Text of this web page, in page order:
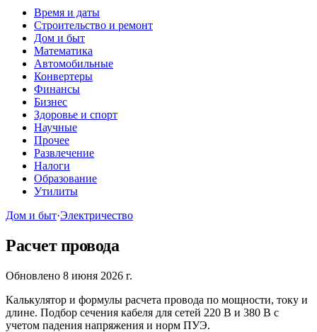
Время и даты
Строительство и ремонт
Дом и быт
Математика
Автомобильные
Конвертеры
Финансы
Бизнес
Здоровье и спорт
Научные
Прочее
Развлечение
Налоги
Образование
Утилиты
Дом и быт·Электричество
Расчет провода
Обновлено 8 июня 2026 г.
Калькулятор и формулы расчета провода по мощности, току и
длине. Подбор сечения кабеля для сетей 220 В и 380 В с
учетом падения напряжения и норм ПУЭ.